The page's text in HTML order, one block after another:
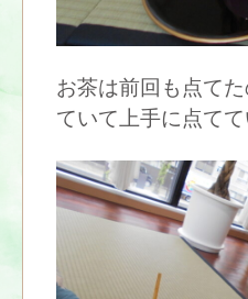
お茶は前回も点て
ていて上手に点てて